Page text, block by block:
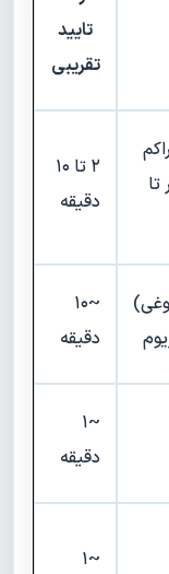
تایید
تقریبی
۲ تا ۱۰
دقیقه
~۱۰
دقیقه
~۱
دقیقه
~۱